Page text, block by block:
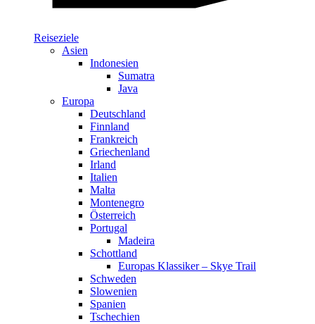
Reiseziele
Asien
Indonesien
Sumatra
Java
Europa
Deutschland
Finnland
Frankreich
Griechenland
Irland
Italien
Malta
Montenegro
Österreich
Portugal
Madeira
Schottland
Europas Klassiker – Skye Trail
Schweden
Slowenien
Spanien
Tschechien